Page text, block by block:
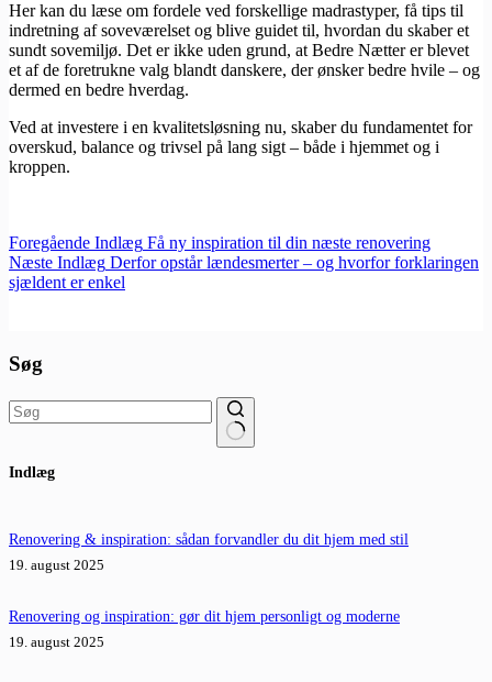
Her kan du læse om fordele ved forskellige madrastyper, få tips til
indretning af soveværelset og blive guidet til, hvordan du skaber et
sundt sovemiljø. Det er ikke uden grund, at Bedre Nætter er blevet
et af de foretrukne valg blandt danskere, der ønsker bedre hvile – og
dermed en bedre hverdag.
Ved at investere i en kvalitetsløsning nu, skaber du fundamentet for
overskud, balance og trivsel på lang sigt – både i hjemmet og i
kroppen.
Foregående Indlæg Få ny inspiration til din næste renovering
Næste Indlæg Derfor opstår lændesmerter – og hvorfor forklaringen
sjældent er enkel
Søg
resultater
Indlæg
Renovering & inspiration: sådan forvandler du dit hjem med stil
19. august 2025
Renovering og inspiration: gør dit hjem personligt og moderne
19. august 2025